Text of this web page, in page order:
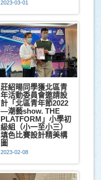
2023-03-01
莊紹暘同學獲北區青
年活動委員會邀請設
計「北區青年節2022
—潮藝show. THE
PLATFORM」小學初
級組（小一至小三）
填色比賽設計精美構
圖
2023-02-08